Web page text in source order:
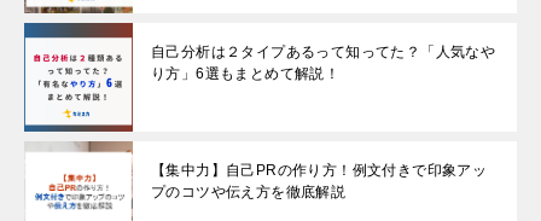
自己分析は２タイプあるって知ってた？「人気なや
り方」6選もまとめて解説！
【集中力】自己PRの作り方！例文付きで印象アッ
プのコツや伝え方を徹底解説